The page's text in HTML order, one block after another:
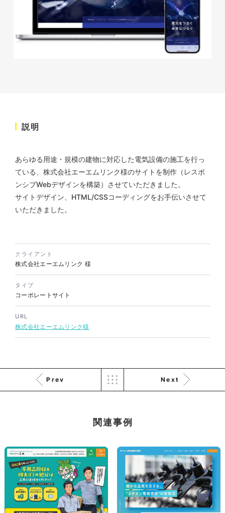
株式会社KDK様 コーポレート
株式会社三共様 さんきょちゃ
んぬいぐるみ
#エコ・環境
株式会社バスコフーズ様
FRUITFRUIT SNACK パッケ
ージデザイン
説明
あらゆる用途・規模の建物に対応した電気設備の施工を行っ
ている、株式会社エーエムリンク様のサイトを制作（レスポ
ンシブWebデザインを構築）させていただきました。
サイトデザイン、HTML/CSSコーディングをお手伝いさせて
いただきました。
クライアント
株式会社エーエムリンク 様
タイプ
コーポレートサイト
URL
株式会社エーエムリンク様
Prev Next
関連事例